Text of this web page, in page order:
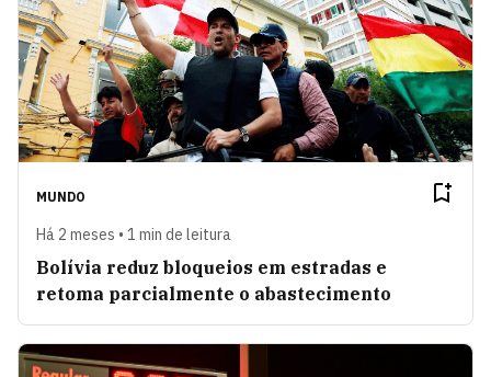
MUNDO
Há 2 meses • 1 min de leitura
Bolívia reduz bloqueios em estradas e
retoma parcialmente o abastecimento